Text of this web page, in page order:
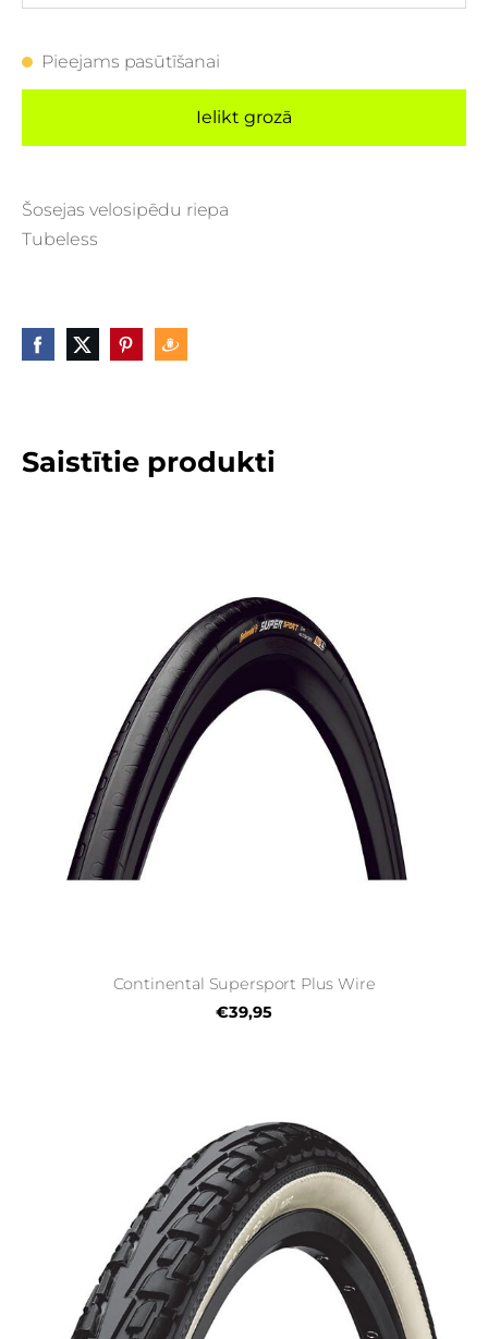
Pieejams pasūtīšanai
Ielikt grozā
Šosejas velosipēdu riepa
Tubeless
Saistītie produkti
Continental Supersport Plus Wire
€39,95